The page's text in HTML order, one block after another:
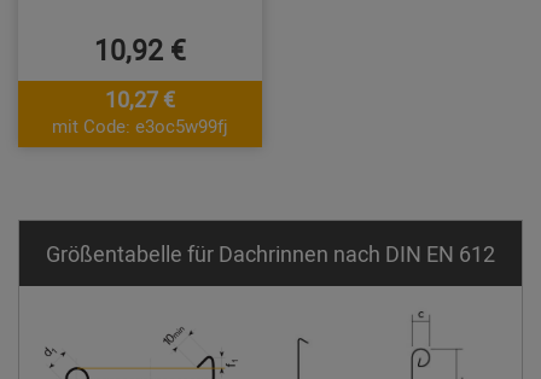
10,92 €
10,27 €
mit Code: e3oc5w99fj
Größentabelle für Dachrinnen nach DIN EN 612